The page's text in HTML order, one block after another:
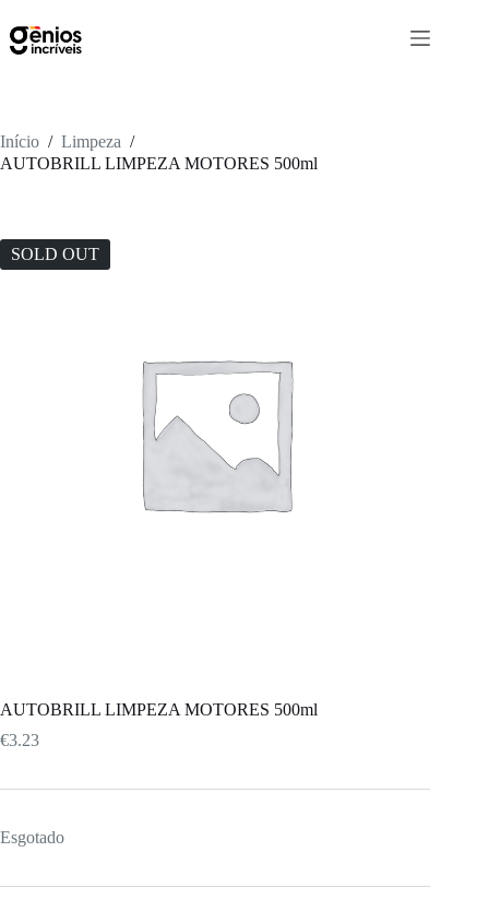
Início / Limpeza /
AUTOBRILL LIMPEZA MOTORES 500ml
SOLD OUT
AUTOBRILL LIMPEZA MOTORES 500ml
€3.23
Esgotado